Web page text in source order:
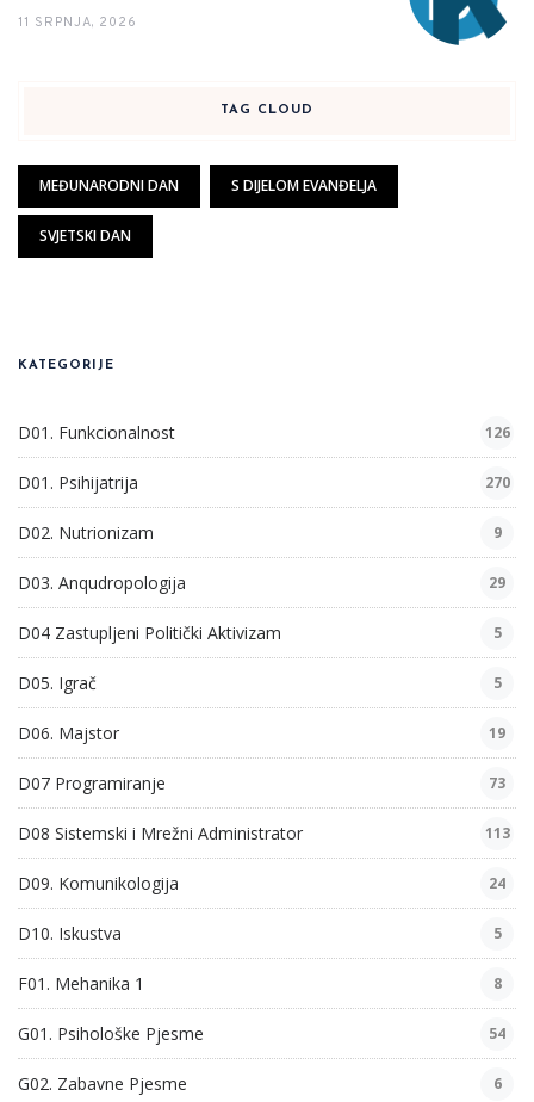
11 SRPNJA, 2026
TAG CLOUD
MEĐUNARODNI DAN S DIJELOM EVANĐELJA
SVJETSKI DAN
KATEGORIJE
D01. Funkcionalnost 126
D01. Psihijatrija 270
D02. Nutrionizam 9
D03. Anqudropologija 29
D04 Zastupljeni Politički Aktivizam 5
D05. Igrač 5
D06. Majstor 19
D07 Programiranje 73
D08 Sistemski i Mrežni Administrator 113
D09. Komunikologija 24
D10. Iskustva 5
F01. Mehanika 1 8
G01. Psihološke Pjesme 54
G02. Zabavne Pjesme 6